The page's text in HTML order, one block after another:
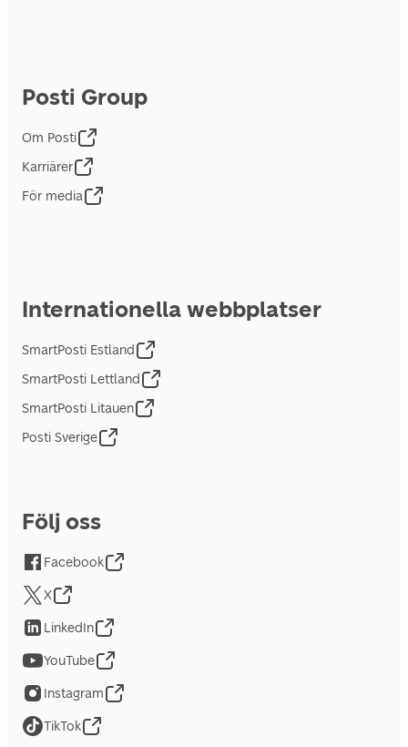
Posti Group
Om Posti
Karriärer
För media
Internationella webbplatser
SmartPosti Estland
SmartPosti Lettland
SmartPosti Litauen
Posti Sverige
Följ oss
Facebook
X
LinkedIn
YouTube
Instagram
TikTok